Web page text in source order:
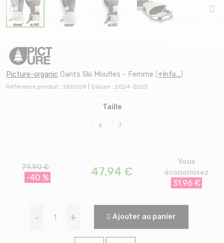
Picture-organic Gants Ski Moufles - Femme (+Info...)
Référence produit : 250558 | Saison : 2024-2025
Taille
6 7
79.90 €
-40 % 47,94 €
Vous
économisez
31.96 €
- + Ajouter au panier